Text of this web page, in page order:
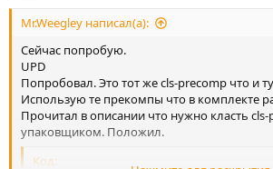
Mr.Weegley написал(а):
Сейчас попробую.
UPD
Попробовал. Это тот же cls-precomp что и
Использую те прекомпы что в комплекте
Прочитал в описании что нужно класть
упаковщиком. Положил.
Код: